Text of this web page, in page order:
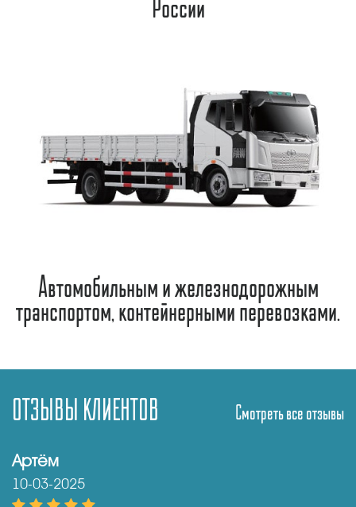
Автомобильным и железнодорожным
транспортом, контейнерными перевозками.
ОТЗЫВЫ КЛИЕНТОВ Смотреть все отзывы
Артём
10-03-2025